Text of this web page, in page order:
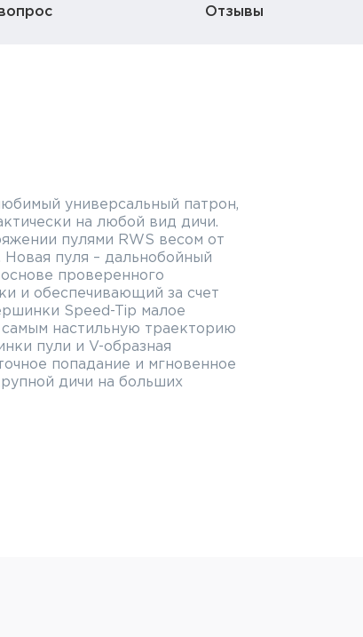
Отзывы
универсальный патрон,
на любой вид дичи.
пулями RWS весом от
Новая пуля – дальнобойный
проверенного
и обеспечивающий за счет
Speed-Tip малое
настильную траекторию
пули и V-образная
попадание и мгновенное
дичи на больших